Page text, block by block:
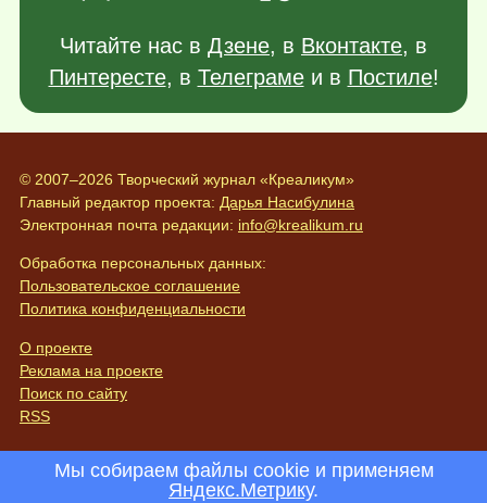
Читайте нас в Дзене, в Вконтакте, в
Пинтересте, в Телеграмеи в Постиле!
© 2007–2026 Творческий журнал «Креаликум»
Главный редактор проекта: Дарья Насибулина
Электронная почта редакции: info@krealikum.ru
Обработка персональных данных:
Пользовательское соглашение
Политика конфиденциальности
О проекте
Реклама на проекте
Поиск по сайту
RSS
Мы собираем файлы cookie и применяем
Яндекс.Метрику.